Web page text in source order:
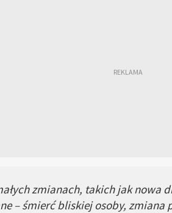
zmianach, takich jak nowa
– śmierć bliskiej osoby,